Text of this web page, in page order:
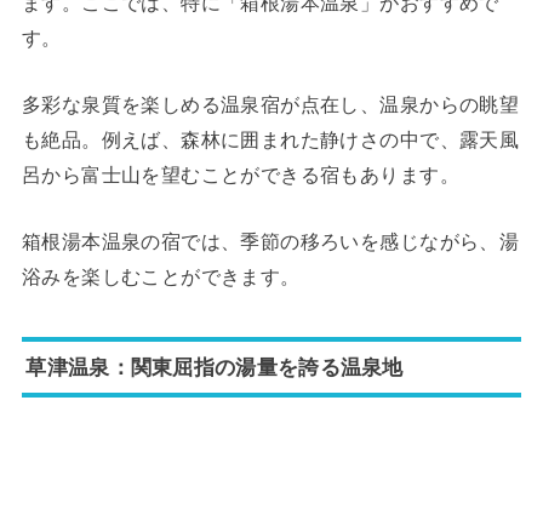
す。
多彩な泉質を楽しめる温泉宿が点在し、温泉からの眺望
も絶品。例えば、森林に囲まれた静けさの中で、露天風
呂から富士山を望むことができる宿もあります。
箱根湯本温泉の宿では、季節の移ろいを感じながら、湯
浴みを楽しむことができます。
草津温泉：関東屈指の湯量を誇る温泉地